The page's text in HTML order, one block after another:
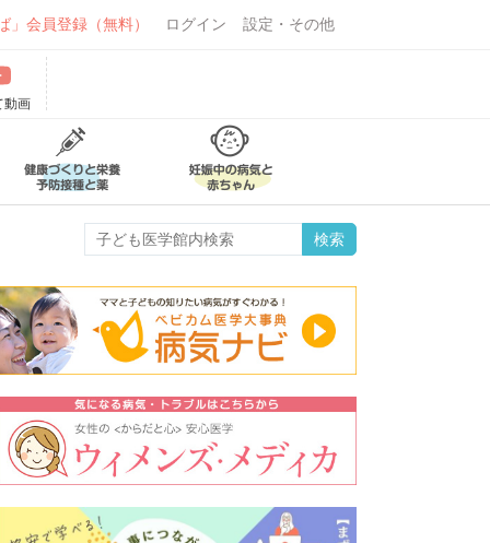
」会員登録（無料） ログイン 設定・その他
動画